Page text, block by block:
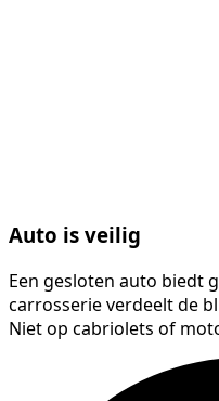
Auto is veilig
Een gesloten auto biedt
carrosserie verdeelt de
Niet op cabriolets of